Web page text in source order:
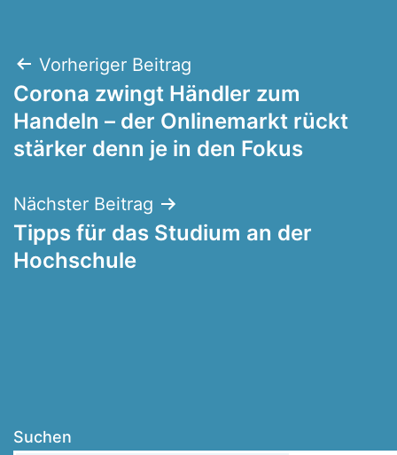
Beitragsnavigation
Vorheriger Beitrag
Corona zwingt Händler zum
Handeln – der Onlinemarkt rückt
stärker denn je in den Fokus
Nächster Beitrag
Tipps für das Studium an der
Hochschule
Suchen